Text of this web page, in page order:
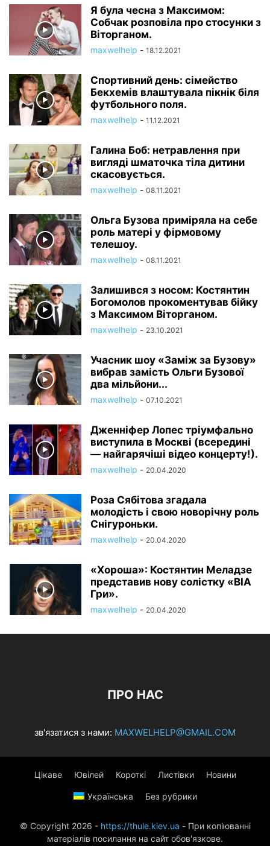
Я була чесна з Максимом:
Собчак розповіла про стосунки з
Віторганом.
maxwelhelp - 18.12.2021
Спортивний день: сімейство
Бекхемів влаштувала пікнік біля
футбольного поля.
maxwelhelp - 11.12.2021
Галина Боб: нетравлення при
вигляді шматочка тіла дитини
скасовується.
maxwelhelp - 08.11.2021
Ольга Бузова приміряла на себе
роль матері у фірмовому
телешоу.
maxwelhelp - 08.11.2021
Залишився з носом: Костянтин
Богомолов прокоментував бійку
з Максимом Віторганом.
maxwelhelp - 23.10.2021
Учасник шоу «Заміж за Бузову»
вибрав замість Ольги Бузової
два мільйони...
maxwelhelp - 07.10.2021
Дженніфер Лопес тріумфально
виступила в Москві (всередині
— найгарячіші відео концерту!).
maxwelhelp - 20.04.2020
Роза Сябітова згадала
молодість і свою новорічну роль
Снігуроньки.
maxwelhelp - 20.04.2020
«Хороша»: Костянтин Меладзе
представив нову солістку «ВІА
Гри».
maxwelhelp - 20.04.2020
ПРО НАС
зв'язатися з нами: MAXWELHELP@GMAIL.COM
Цікаве Ювілей Короткі Листівки Новини
Українська Без рубрики
© Copyright 2026 - https://thule.kiev.ua - При копіюванні
матеріалів посилання на сайт обов'язкове.